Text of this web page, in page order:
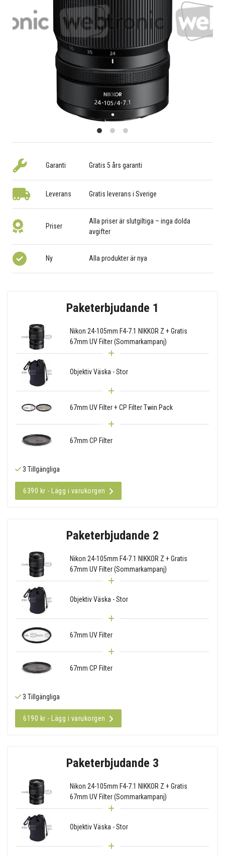
Garanti Gratis 5 års garanti
Leverans Gratis leverans i Sverige
Priser
Alla priser är slutgiltiga – inga dolda
avgifter
Ny Alla produkter är nya
Paketerbjudande 1
Nikon 24-105mm F4-7.1 NIKKOR Z + Gratis
67mm UV Filter (Sommarkampanj)
Objektiv Väska - Stor
67mm UV Filter + CP Filter Twin Pack
67mm CP Filter
3 Tillgängliga
6390 kr - Lägg i varukorgen
Paketerbjudande 2
Nikon 24-105mm F4-7.1 NIKKOR Z + Gratis
67mm UV Filter (Sommarkampanj)
Objektiv Väska - Stor
67mm UV Filter
67mm CP Filter
3 Tillgängliga
6190 kr - Lägg i varukorgen
Paketerbjudande 3
Nikon 24-105mm F4-7.1 NIKKOR Z + Gratis
67mm UV Filter (Sommarkampanj)
Objektiv Väska - Stor